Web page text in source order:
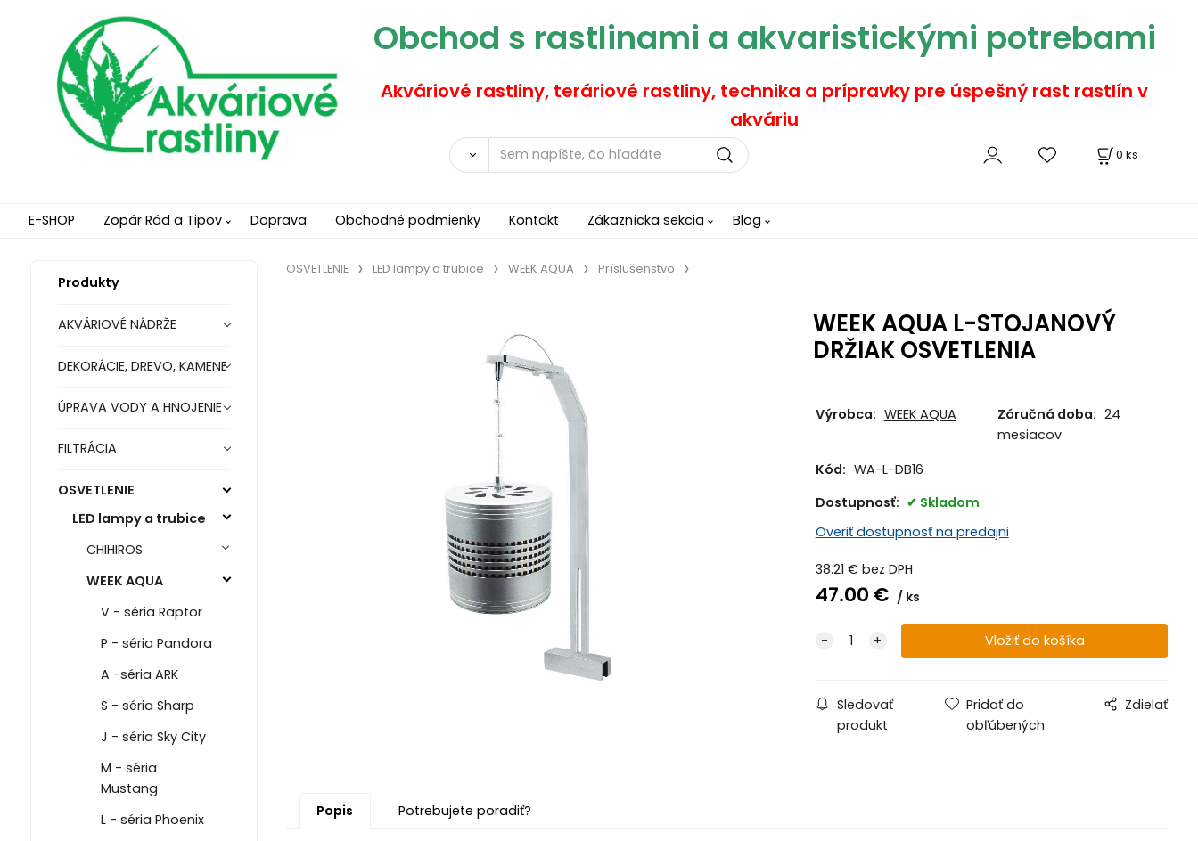
Obchod s rastlinami a akvaristickými potrebami
Akváriové rastliny, teráriové rastliny, technika a prípravky pre úspešný rast rastlín v
akváriu
0 ks
E-SHOP Zopár Rád a Tipov Doprava Obchodné podmienky Kontakt Zákaznícka sekcia Blog
Produkty
AKVÁRIOVÉ NÁDRŽE
DEKORÁCIE, DREVO, KAMENE
ÚPRAVA VODY A HNOJENIE
FILTRÁCIA
OSVETLENIE
LED lampy a trubice
CHIHIROS
WEEK AQUA
V - séria Raptor
P - séria Pandora
A -séria ARK
S - séria Sharp
J - séria Sky City
M - séria
Mustang
L - séria Phoenix
OSVETLENIE LED lampy a trubice WEEK AQUA Príslušenstvo
WEEK AQUA L-STOJANOVÝ
DRŽIAK OSVETLENIA
Výrobca: WEEK AQUA Záručná doba: 24
mesiacov
Kód: WA-L-DB16
Dostupnosť:
Skladom
Overiť dostupnosť na predajni
38.21 € bez DPH
47.00 € ks
Sledovať
produkt
Pridať do
obľúbených
Zdielať
Popis Potrebujete poradiť?